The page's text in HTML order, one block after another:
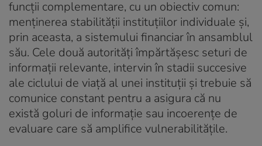
funcții complementare, cu un obiectiv comun:
menținerea stabilității instituțiilor individuale și,
prin aceasta, a sistemului financiar în ansamblul
său. Cele două autorități împărtășesc seturi de
informații relevante, intervin în stadii succesive
ale ciclului de viață al unei instituții și trebuie să
comunice constant pentru a asigura că nu
există goluri de informație sau incoerențe de
evaluare care să amplifice vulnerabilitățile.